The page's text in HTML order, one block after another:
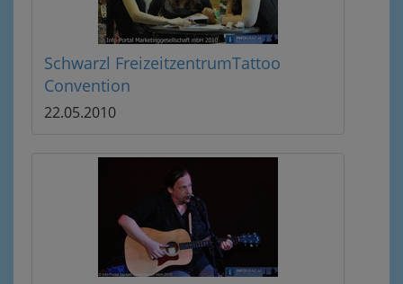
Schwarzl FreizeitzentrumTattoo
Convention
22.05.2010